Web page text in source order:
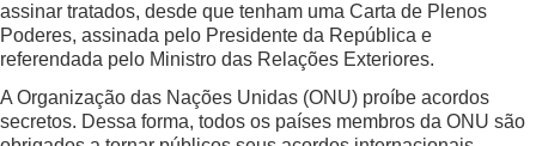
assinar tratados, desde que tenham uma Carta de Plenos
Poderes, assinada pelo Presidente da República e
referendada pelo Ministro das Relações Exteriores.
A Organização das Nações Unidas (ONU) proíbe acordos
secretos. Dessa forma, todos os países membros da ONU são